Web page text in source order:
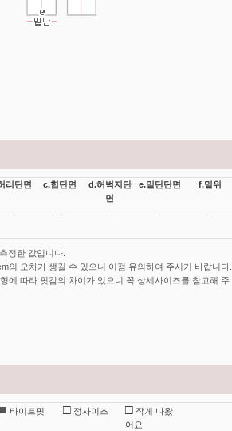
리단면 c.힙단면
d.허벅지단
면
e.밑단단면 f.밑위
- - - - -
정한 값입니다.
의 오차가 생길 수 있으니 이점 유의하여 주시기 바랍니다.
에 따라 핏감의 차이가 있으니 꼭 상세사이즈를 참고해 주
■ 타이트핏 □ 정사이즈 □ 작게 나왔
어요